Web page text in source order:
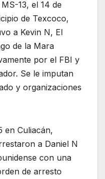
13, el 14 de
de Texcoco,
a Kevin N, El
de la Mara
por el FBI y
Se le imputan
y organizaciones
en Culiacán,
a Daniel N
con una
de arresto